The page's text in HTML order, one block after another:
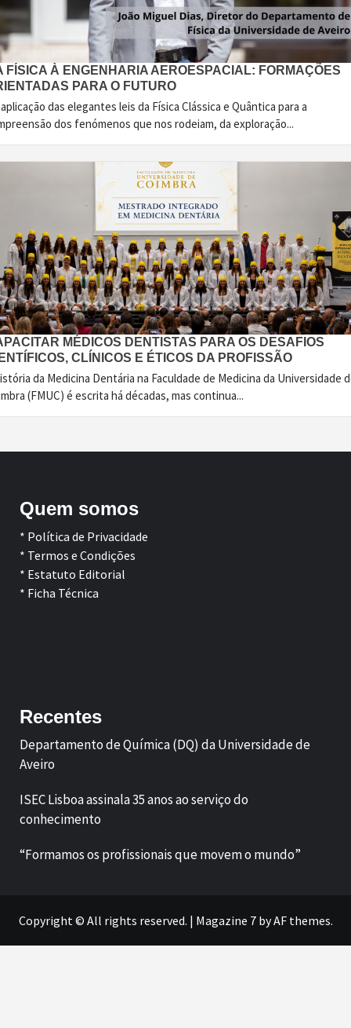
FÍSICA À ENGENHARIA AEROESPACIAL: FORMAÇÕES
PARA O FUTURO
das elegantes leis da Física Clássica e Quântica para a
dos fenómenos que nos rodeiam, da exploração...
MÉDICOS DENTISTAS PARA OS DESAFIOS
CLÍNICOS E ÉTICOS DA PROFISSÃO
da Medicina Dentária na Faculdade de Medicina da Universidade
(FMUC) é escrita há décadas, mas continua...
Quem somos
* Política de Privacidade
* Termos e Condições
* Estatuto Editorial
* Ficha Técnica
Recentes
Departamento de Química (DQ) da Universidade de
Aveiro
ISEC Lisboa assinala 35 anos ao serviço do
conhecimento
“Formamos os profissionais que movem o mundo”
Copyright © All rights reserved. | Magazine 7by AF themes.